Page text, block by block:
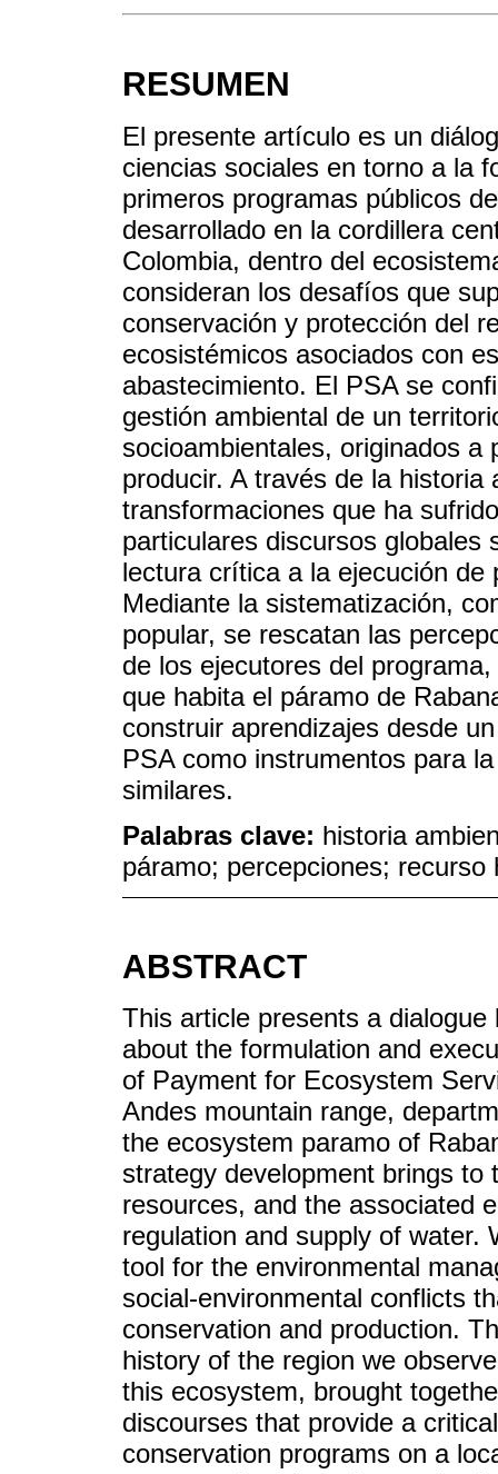
RESUMEN
El presente artículo es un
ciencias sociales en torno a la
primeros programas públicos
desarrollado en la cordillera
Colombia, dentro del
consideran los desafíos que
conservación y protección del
ecosistémicos asociados con
abastecimiento. El PSA se
gestión ambiental de un
socioambientales, originados
producir. A través de la
transformaciones que ha
particulares discursos globales
lectura crítica a la ejecución
Mediante la sistematización,
popular, se rescatan las
de los ejecutores del
que habita el páramo de
construir aprendizajes desde
PSA como instrumentos para
similares.
Palabras clave: historia
páramo; percepciones;
ABSTRACT
This article presents a
about the formulation and
of Payment for Ecosystem
Andes mountain range,
the ecosystem paramo of
strategy development brings
resources, and the associated
regulation and supply of water.
tool for the environmental
social-environmental conflicts
conservation and production.
history of the region we
this ecosystem, brought
discourses that provide a
conservation programs on a